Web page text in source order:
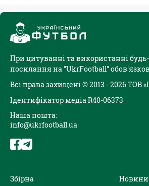
При цитуванні та використанні
посилання на "UkrFootball"
Всі права захищені © 2013 - 2026 ТОВ
Ідентифікатор медіа R40-06373
Наша пошта:
info@ukrfootball.ua
Збірна
Новини